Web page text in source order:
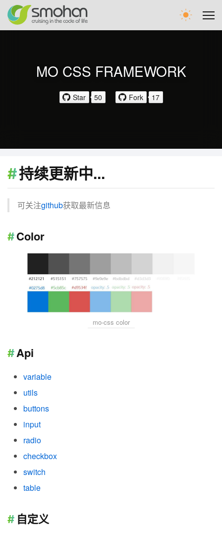
文章
留言
MO CSS FRAMEWORK
Star 50 Fork 17
持续更新中...
可关注github获取最新信息
Color
mo-css color
Api
variable
utils
buttons
input
radio
checkbox
switch
table
自定义